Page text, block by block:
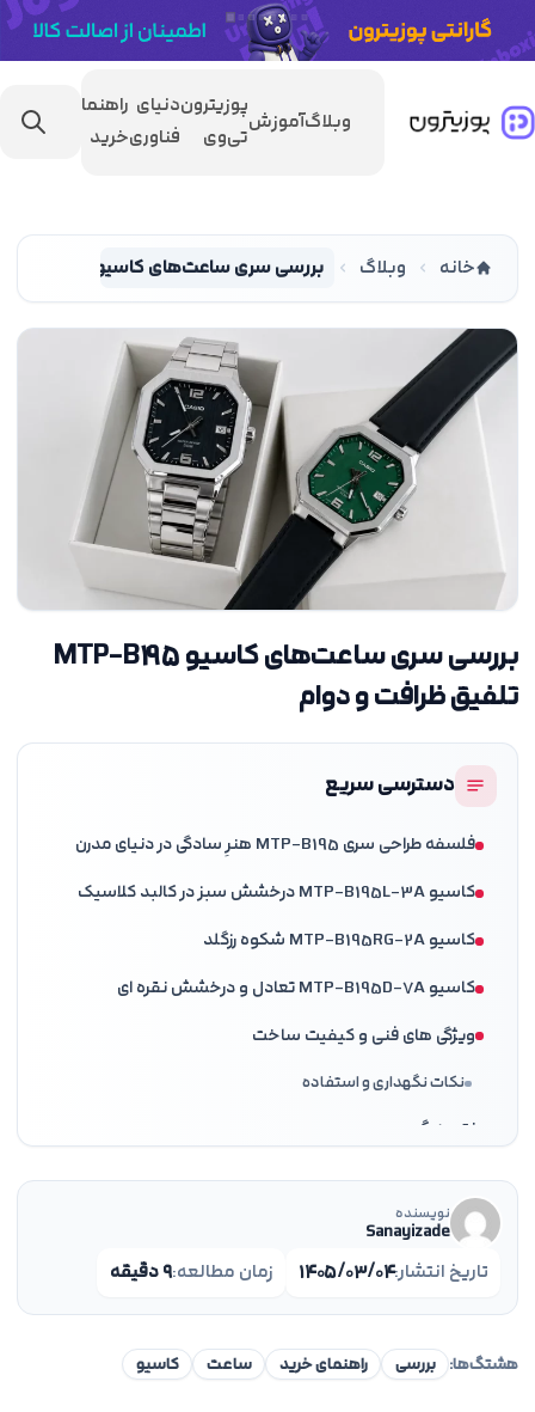
وبلاگآموزشپوزیترون
تی‌وی
دنیای
فناوری
راهنمای
خرید
مقایسه
خانه وبلاگ بررسی سری ساعت‌های کاسیو MTP-B195 تلفیق ظرافت و دوام
بررسی سری ساعت‌های کاسیو MTP-B195
تلفیق ظرافت و دوام
دسترسی سریع
فلسفه طراحی سری MTP-B195 هنرِ سادگی در دنیای مدرن
کاسیو MTP-B195L-3A درخشش سبز در کالبد کلاسیک
کاسیو MTP-B195RG-2A شکوه رزگلد
کاسیو MTP-B195D-7A تعادل و درخشش نقره ای
ویژگی های فنی و کیفیت ساخت
نکات نگهداری و استفاده
نتیجه گیری
میراثی از دقت و زیبایی در دستان شما
چرا باید سری B195 را انتخاب کنید؟
پرسش هاى متداول
نویسنده
Sanayizade
تاریخ انتشار:۱۴۰۵/۰۳/۰۴ زمان مطالعه:۹ دقیقه
هشتگ‌ها: بررسی راهنمای خرید ساعت کاسیو